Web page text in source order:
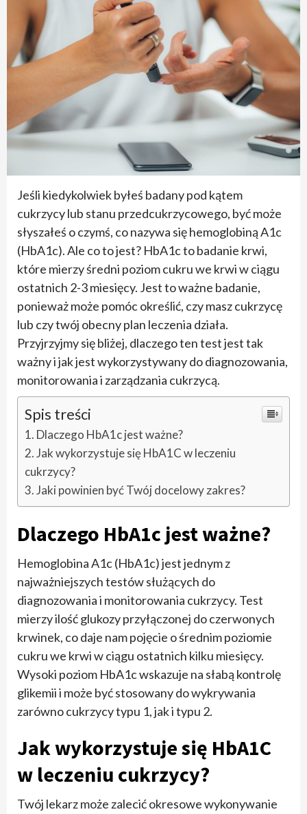
Jeśli kiedykolwiek byłeś badany pod kątem
cukrzycy lub stanu przedcukrzycowego, być może
słyszałeś o czymś, co nazywa się hemoglobiną A1c
(HbA1c). Ale co to jest? HbA1c to badanie krwi,
które mierzy średni poziom cukru we krwi w ciągu
ostatnich 2-3 miesięcy. Jest to ważne badanie,
ponieważ może pomóc określić, czy masz cukrzycę
lub czy twój obecny plan leczenia działa.
Przyjrzyjmy się bliżej, dlaczego ten test jest tak
ważny i jak jest wykorzystywany do diagnozowania,
monitorowania i zarządzania cukrzycą.
Spis treści
Dlaczego HbA1c jest ważne?
Jak wykorzystuje się HbA1C w leczeniu
cukrzycy?
Jaki powinien być Twój docelowy zakres?
Dlaczego HbA1c jest ważne?
Hemoglobina A1c (HbA1c) jest jednym z
najważniejszych testów służących do
diagnozowania i monitorowania cukrzycy. Test
mierzy ilość glukozy przyłączonej do czerwonych
krwinek, co daje nam pojęcie o średnim poziomie
cukru we krwi w ciągu ostatnich kilku miesięcy.
Wysoki poziom HbA1c wskazuje na słabą kontrolę
glikemii i może być stosowany do wykrywania
zarówno cukrzycy typu 1, jak i typu 2.
Jak wykorzystuje się HbA1C
w leczeniu cukrzycy?
Twój lekarz może zalecić okresowe wykonywanie